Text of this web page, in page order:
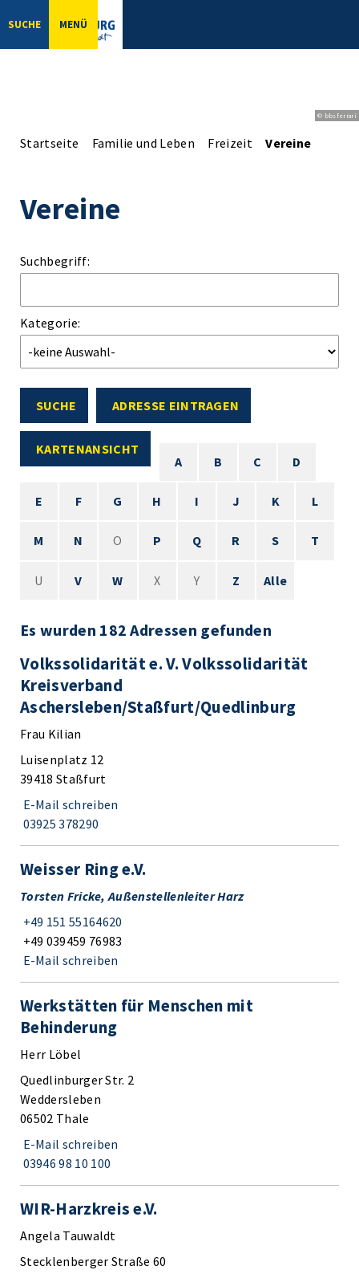
SUCHE MENÜ
© bbsferrari
Startseite Familie und Leben Freizeit Vereine
Vereine
Suchbegriff:
Kategorie:
SUCHE ADRESSE EINTRAGEN
KARTENANSICHT
A
B C D
E F G H I J K L
M N O P Q R S T
U V W X Y Z Alle
Es wurden 182 Adressen gefunden
Volkssolidarität e. V. Volkssolidarität
Kreisverband
Aschersleben/Staßfurt/Quedlinburg
Frau Kilian
Luisenplatz 12
39418 Staßfurt
E-Mail schreiben
03925 378290
Weisser Ring e.V.
Torsten Fricke, Außenstellenleiter Harz
+49 151 55164620
+49 039459 76983
E-Mail schreiben
Werkstätten für Menschen mit
Behinderung
Herr Löbel
Quedlinburger Str. 2
Weddersleben
06502 Thale
E-Mail schreiben
03946 98 10 100
WIR-Harzkreis e.V.
Angela Tauwaldt
Stecklenberger Straße 60